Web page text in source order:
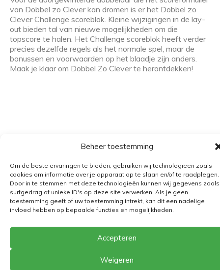
Beheer toestemming
Om de beste ervaringen te bieden, gebruiken wij technologieën zoals
cookies om informatie over je apparaat op te slaan en/of te raadplegen.
Door in te stemmen met deze technologieën kunnen wij gegevens zoals
surfgedrag of unieke ID's op deze site verwerken. Als je geen
toestemming geeft of uw toestemming intrekt, kan dit een nadelige
invloed hebben op bepaalde functies en mogelijkheden.
Accepteren
Weigeren
van Dobbel zo Clever kan dromen is er het Dobbel zo
Clever Challenge scoreblok. Kleine wijzigingen in de lay-
out bieden tal van nieuwe mogelijkheden om die
topscore te halen. Het Challenge scoreblok heeft verder
precies dezelfde regels als het normale spel, maar de
bonussen en voorwaarden op het blaadje zijn anders.
Maak je klaar om Dobbel Zo Clever te herontdekken!
Algemene voorwaarden
Verzending
Retourbeleid
BE 0682.845.059